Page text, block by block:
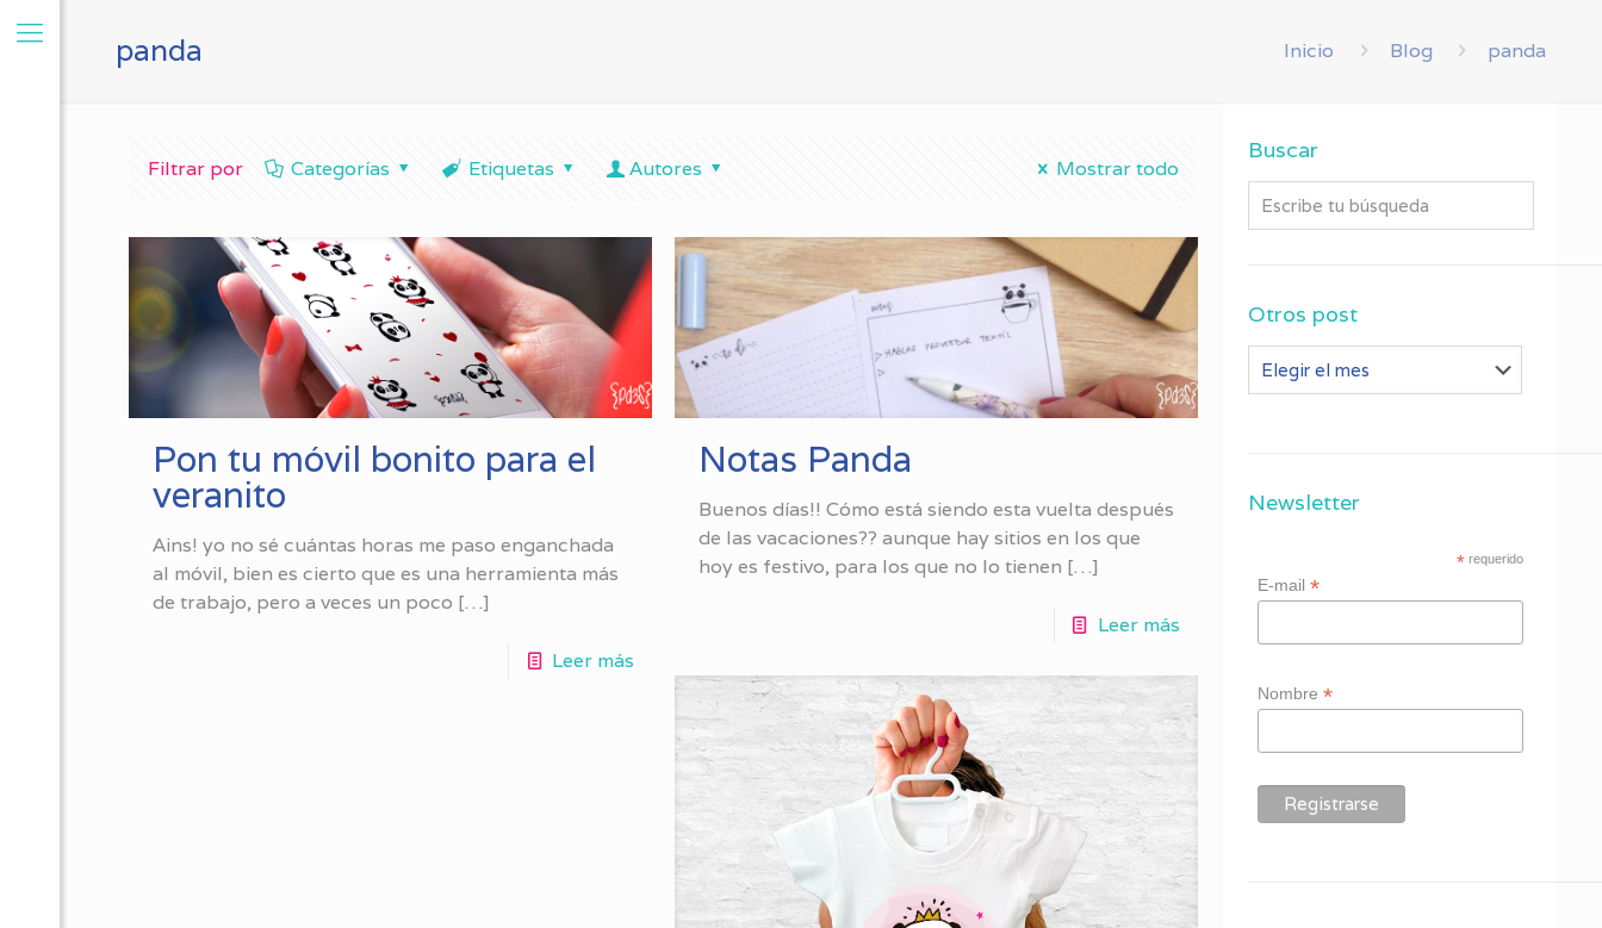
panda Inicio Blog panda
Filtrar por Categorías Etiquetas Autores Mostrar todo
Pon tu móvil bonito para el
veranito
Ains! yo no sé cuántas horas me paso enganchada
al móvil, bien es cierto que es una herramienta más
de trabajo, pero a veces un poco […]
Leer más
Notas Panda
Buenos días!! Cómo está siendo esta vuelta después
de las vacaciones?? aunque hay sitios en los que
hoy es festivo, para los que no lo tienen […]
Leer más
Buscar
Otros post
Otros
Newsletter
*requerido
E-mail *
Nombre *